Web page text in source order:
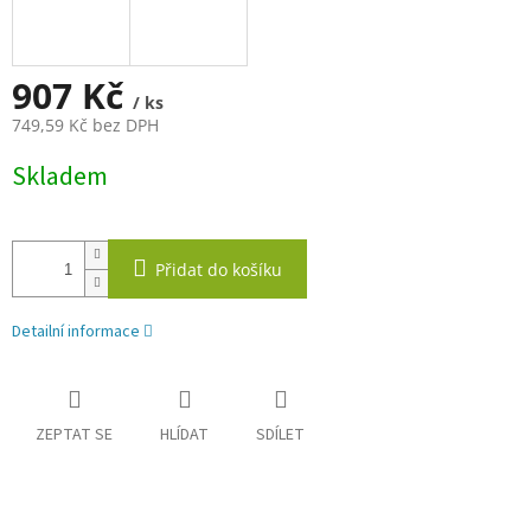
907 Kč / ks
749,59 Kč bez DPH
cena:
Skladem
Přidat do košíku
Detailní informace
ZEPTAT SE HLÍDAT SDÍLET